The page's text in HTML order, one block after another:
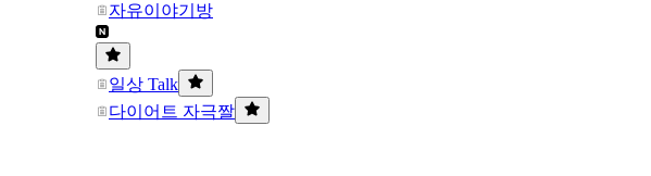
자유이야기방
일상 Talk
다이어트 자극짤